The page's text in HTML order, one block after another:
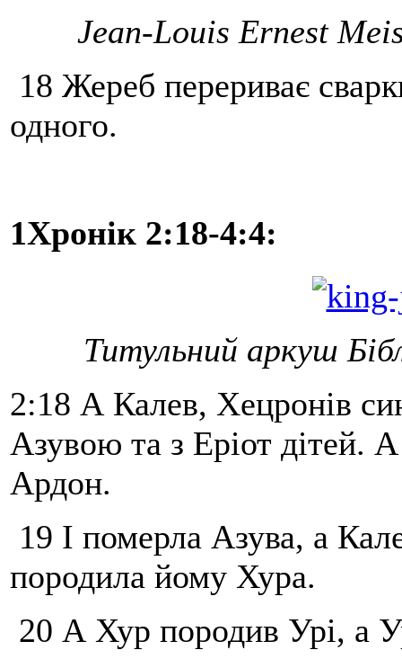
Jean-Louis Ernest
18 Жереб перериває
одного.
1Хронік 2:18-4:4:
Титульний аркуш
2:18 А Калев, Хецронів
Азувою та з Еріот дітей.
Ардон.
19 І померла Азува, а
породила йому Хура.
20 А Хур породив Урі, а